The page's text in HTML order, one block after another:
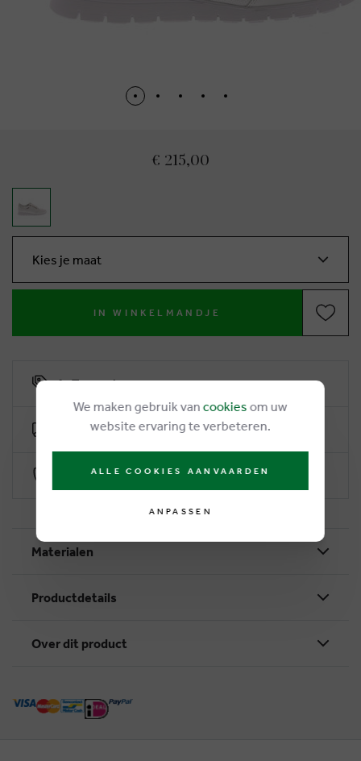
€ 215,00
Kies je maat
IN WINKELMANDJE
6% Treuerabatt
Kostenlose Lieferung ab €50
Sichere Zahlung durch Worldline
Materialen
Productdetails
Over dit product
We maken gebruik van cookies om uw
website ervaring te verbeteren.
ALLE COOKIES AANVAARDEN
ANPASSEN